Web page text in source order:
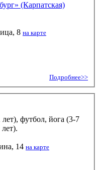
(Карпатская)
8 на карте
Подробнее>>
футбол, йога (3-7
14 на карте